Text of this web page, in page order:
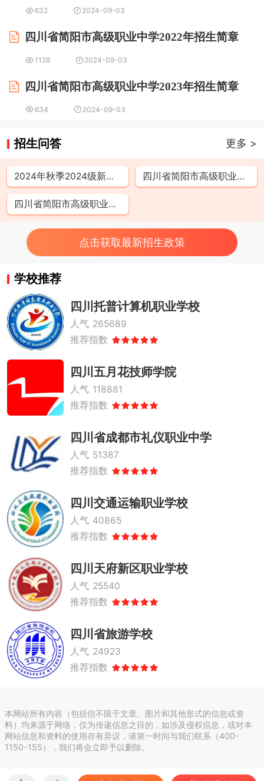
632 2024-09-03
四川省简阳市高级职业中学2022年招生简章
1128 2024-09-03
四川省简阳市高级职业中学2023年招生简章
634 2024-09-03
招生问答 更多 >
2024年秋季2024级新生入学须知 四川省简阳市高级职业中学优势是什么呢?
四川省简阳市高级职业中学办学怎么样？
点击获取最新招生政策
学校推荐
四川托普计算机职业学校
人气 265689
推荐指数
四川五月花技师学院
人气 118881
推荐指数
四川省成都市礼仪职业中学
人气 51387
推荐指数
四川交通运输职业学校
人气 40865
推荐指数
四川天府新区职业学校
人气 25540
推荐指数
四川省旅游学校
人气 24923
推荐指数
本网站所有内容（包括但不限于文章、图片和其他形式的信息或资
料）均来源于网络，仅为传递信息之目的，如涉及侵权信息，或对本
网站信息和资料的使用存有异议，请第一时间与我们联系（400-
1150-155），我们将会立即予以删除。